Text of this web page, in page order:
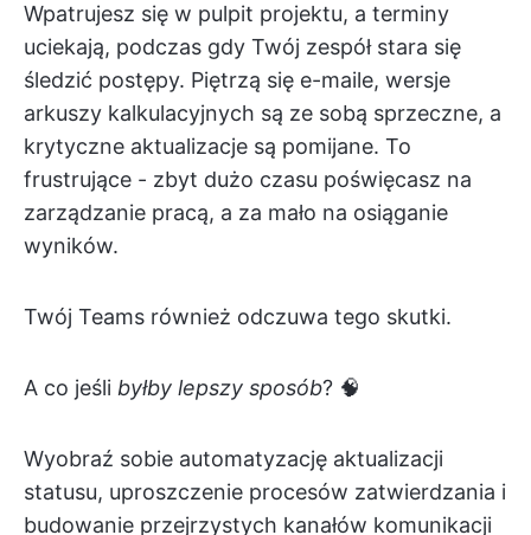
Wpatrujesz się w pulpit projektu, a terminy
uciekają, podczas gdy Twój zespół stara się
śledzić postępy. Piętrzą się e-maile, wersje
arkuszy kalkulacyjnych są ze sobą sprzeczne, a
krytyczne aktualizacje są pomijane. To
frustrujące - zbyt dużo czasu poświęcasz na
zarządzanie pracą, a za mało na osiąganie
wyników.
Twój Teams również odczuwa tego skutki.
A co jeśli byłby lepszy sposób? 🧠
Wyobraź sobie automatyzację aktualizacji
statusu, uproszczenie procesów zatwierdzania i
budowanie przejrzystych kanałów komunikacji